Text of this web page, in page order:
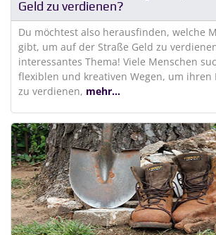
Geld zu verdienen?
Du möchtest also herausfinden, welche
gibt, um auf der Straße Geld zu
interessantes Thema! Viele Menschen
flexiblen und kreativen Wegen, um ihren
zu verdienen, mehr...